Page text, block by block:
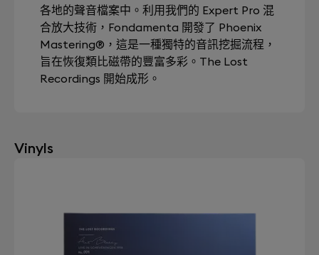
各地的聲音檔案中。利用我們的 Expert Pro 混
合放大技術，Fondamenta 開發了 Phoenix
Mastering®，這是一種獨特的音訊挖掘流程，
旨在恢復類比磁帶的豐富多彩。The Lost
Recordings 開始成形。
Vinyls